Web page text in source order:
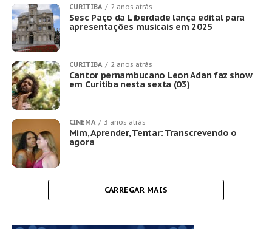
CURITIBA 2 anos atrás
Sesc Paço da Liberdade lança edital para
apresentações musicais em 2025
CURITIBA 2 anos atrás
Cantor pernambucano Leon Adan faz show
em Curitiba nesta sexta (03)
CINEMA 3 anos atrás
Mim, Aprender, Tentar: Transcrevendo o
agora
CARREGAR MAIS